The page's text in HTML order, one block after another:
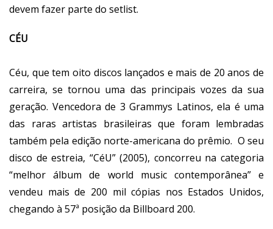
devem fazer parte do setlist.
CÉU
Céu, que tem oito discos lançados e mais de 20 anos de
carreira, se tornou uma das principais vozes da sua
geração. Vencedora de 3 Grammys Latinos, ela é uma
das raras artistas brasileiras que foram lembradas
também pela edição norte-americana do prêmio. O seu
disco de estreia, “CéU” (2005), concorreu na categoria
“melhor álbum de world music contemporânea” e
vendeu mais de 200 mil cópias nos Estados Unidos,
chegando à 57ª posição da Billboard 200.